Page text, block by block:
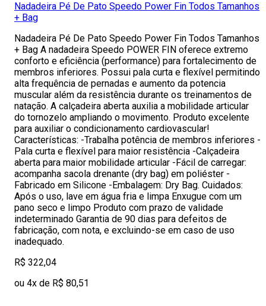
Nadadeira Pé De Pato Speedo Power Fin Todos Tamanhos
+ Bag
Nadadeira Pé De Pato Speedo Power Fin Todos Tamanhos
+ Bag A nadadeira Speedo POWER FIN oferece extremo
conforto e eficiência (performance) para fortalecimento de
membros inferiores. Possui pala curta e flexível permitindo
alta frequência de pernadas e aumento da potencia
muscular além da resistência durante os treinamentos de
natação. A calçadeira aberta auxilia a mobilidade articular
do tornozelo ampliando o movimento. Produto excelente
para auxiliar o condicionamento cardiovascular!
Características: -Trabalha potência de membros inferiores -
Pala curta e flexível para maior resistência -Calçadeira
aberta para maior mobilidade articular -Fácil de carregar:
acompanha sacola drenante (dry bag) em poliéster -
Fabricado em Silicone -Embalagem: Dry Bag. Cuidados:
Após o uso, lave em água fria e limpa Enxugue com um
pano seco e limpo Produto com prazo de validade
indeterminado Garantia de 90 dias para defeitos de
fabricação, com nota, e excluindo-se em caso de uso
inadequado.
R$ 322,04
ou 4x de R$ 80,51